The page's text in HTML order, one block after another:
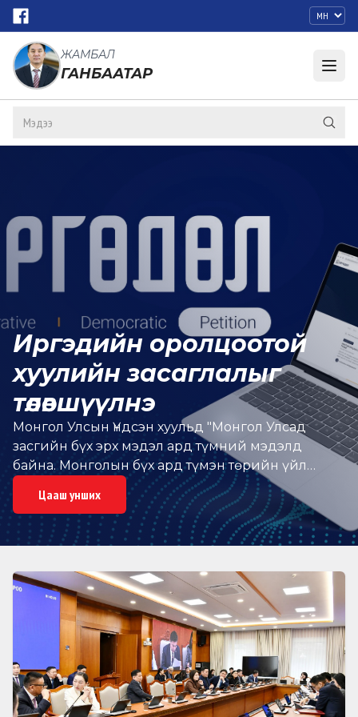
ЖАМБАЛ
ГАНБААТАР
Иргэдийн оролцоотой
хуулийн засаглалыг
төлөвшүүлнэ
Монгол Улсын Үндсэн хуульд "Монгол Улсад
засгийн бүх эрх мэдэл ард түмний мэдэлд
байна. Монголын бүх ард түмэн төрийн үйл
хэрэгт шууд оролцож, мөн сонгож байгуулсан
төрийн эрх барих төлөөлөгчдийн
байгууллагаараа уламжлан энэхүү эрхээ эдэлнэ."
гэж заасан байдаг ч төдийлөн хэрэгждэггүй.
санаачлагчид аливаа асуудлыг хэлэлцүүлэх
талаар санал, хүсэлтээ хүргүүлдэг ч төрийн үйл
хэрэгт шууд оролцох зарчмаар гаргасан санал,
хүсэлтийг нь өргөдөл, гомдол хүлээж авч
шийдвэрлэх ерөнхий зарчмаар шийдвэрлэсээр
ирсэн. Түүнчлэн хууль тогтоох үйл явцад
ардчилсан засаглалын үндсэн зарчим болсон ил
Цааш унших